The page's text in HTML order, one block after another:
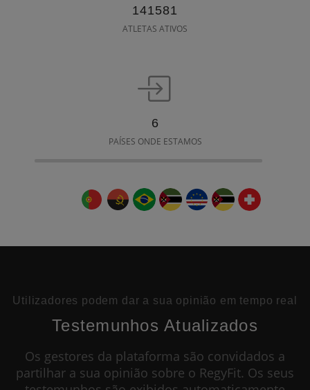
223549
ATLETAS ATIVOS
9
PAÍSES ONDE ESTAMOS
Utilizadores podem dar a sua opinião em tempo real
Testemunhos Atualizados
Os gestores da plataforma são convidados a
partilhar a sua opinião sobre o RegyFit. Os seus